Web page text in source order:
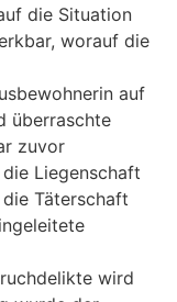
die Situation
worauf die
auf
überraschte
zuvor
Liegenschaft
Täterschaft
wird